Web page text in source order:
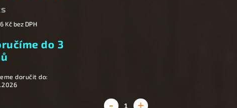
Kč bez DPH
do 3
doručit do: